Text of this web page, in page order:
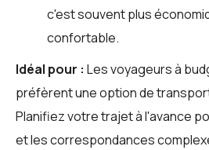
c'est souvent plus
confortable.
Idéal pour : Les voyageurs à
préfèrent une option de
Planifiez votre trajet à l'avance
et les correspondances